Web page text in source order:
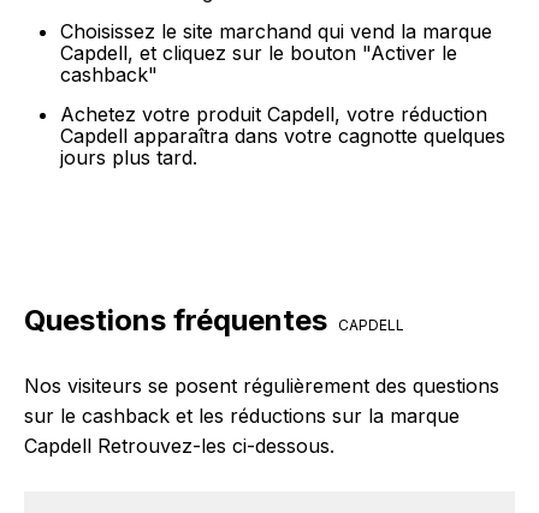
Choisissez le site marchand qui vend la marque
Capdell, et cliquez sur le bouton "Activer le
cashback"
Achetez votre produit Capdell, votre réduction
Capdell apparaîtra dans votre cagnotte quelques
jours plus tard.
Questions fréquentes CAPDELL
Nos visiteurs se posent régulièrement des questions
sur le cashback et les réductions sur la marque
Capdell Retrouvez-les ci-dessous.